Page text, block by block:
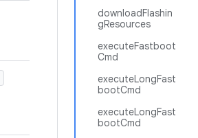
downloadFlashin
gResources
executeFastboot
Cmd
executeLongFast
bootCmd
executeLongFast
bootCmd